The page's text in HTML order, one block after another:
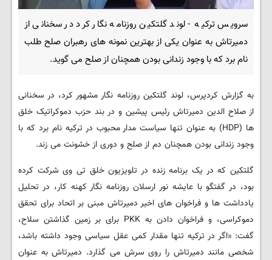
سرویس ترکیه - لوند گلتکین روزنامه نگار کرد در سخنانی از
دمیرتاش به عنوان یکی از بهترین نمونه های رهبران صلح طلب
نام برد که با وجود زندانی بودن همچنان از صلح می گوید.
به گزارش کردپرس، لوند گلتکین روزنامه نگار مشهور کرد، در سخنانی
از صلاح الدین دمیرتاش رئیس پیشین و در بند حزب دموکراتیک خلق
ها (HDP) به عنوان تنها سیاست مدار محبوب در ترکیه نام برد که با
وجود زندانی بودن همچنان دم از صلح و دوری از خشونت می زند.
گلتکین که در یک برنامه زنده در تلویزیون خلق تی وی شرکت کرده
بود، در گفتگو با عایشه نور ارسلان روزنامه نگار کهنه کار، در تحلیل
یادداشت ها و فراخوان های اخیر دمیرتاش مبنی بر اتحاد برای تحقق
دموکراسی، و فراخوان دادن به PKK برای بر زمین گذاشتن سلاح،
گفت: «اگر در ترکیه تنها مقدار کمی عقل سیاسی وجود داشته باشد،
شخصی مانند دمیرتاش را روی سرش می گذارد. دمیرتاش به عنوان